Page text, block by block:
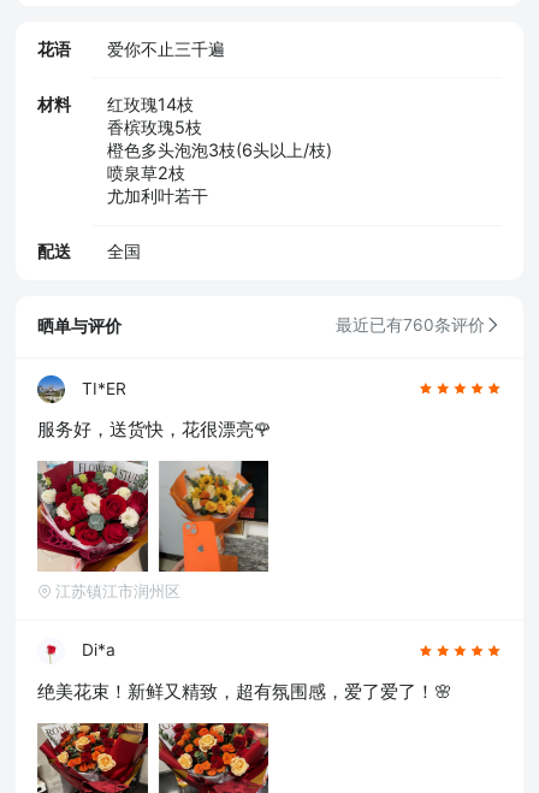
花语 爱你不止三千遍
材料
红玫瑰14枝
香槟玫瑰5枝
橙色多头泡泡3枝(6头以上/枝)
喷泉草2枝
尤加利叶若干
配送 全国
晒单与评价 最近已有760条评价
TI*ER
服务好，送货快，花很漂亮🌹
江苏镇江市润州区
Di*a
绝美花束！新鲜又精致，超有氛围感，爱了爱了！🌸